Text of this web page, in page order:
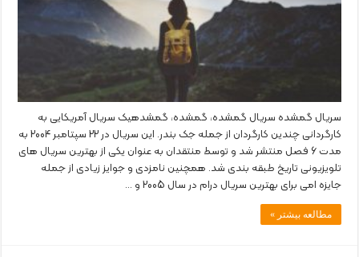
سریال گمشده سریال گمشده، گمشده، گمشدهیک سریال آمریکایی به
کارگردانی چندین کارگردان از جمله جک بندر. این سریال در 22 سپتامبر 2004 به
مدت 6 فصل منتشر شد و توسط منتقدان به عنوان یکی از بهترین سریال های
تلویزیونی تاریخ طبقه بندی شد. همچنین نامزدی و جوایز زیادی از جمله
جایزه امی برای بهترین سریال درام در سال 2005 و …
مطالعه بیشتر »